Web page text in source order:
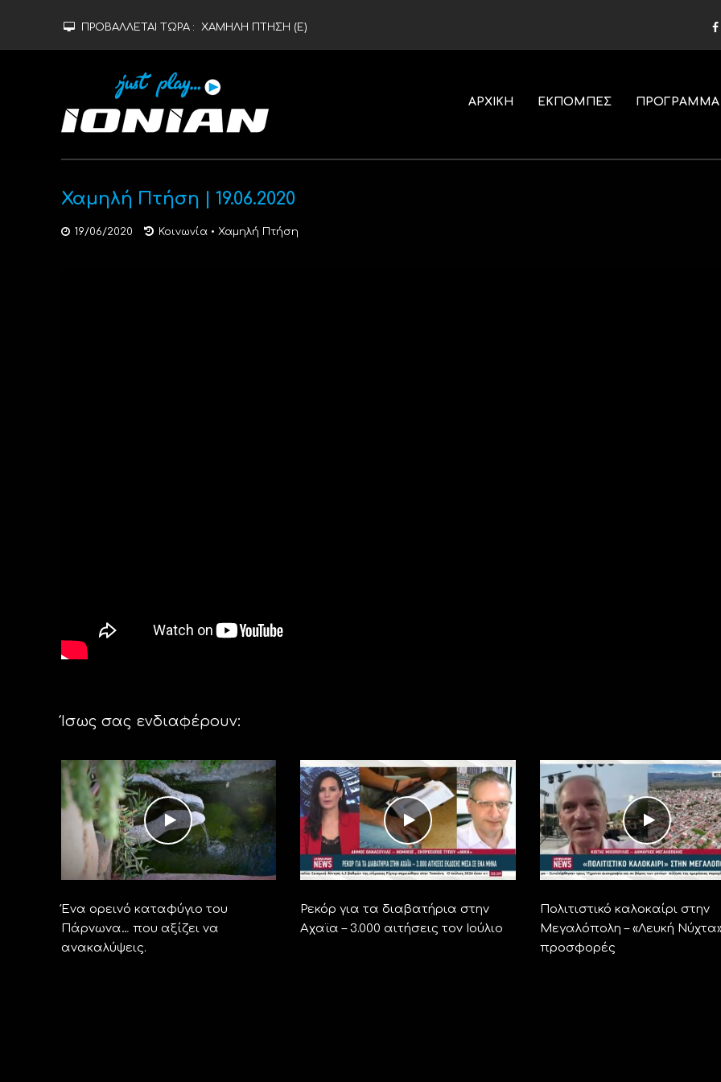
ΠΡΟΒΑΛΛΕΤΑΙ ΤΩΡΑ : ΧΑΜΗΛΗ ΠΤΗΣΗ (Ε)
ΑΡΧΙΚΗ ΕΚΠΟΜΠΕΣ ΠΡΟΓΡΑΜΜΑ
Χαμηλή Πτήση | 19.06.2020
19/06/2020 Κοινωνία • Χαμηλή Πτήση
Ίσως σας ενδιαφέρουν:
Ένα ορεινό καταφύγιο του
Πάρνωνα… που αξίζει να
ανακαλύψεις.
Ρεκόρ για τα διαβατήρια στην
Αχαϊα – 3.000 αιτήσεις τον Ιούλιο
Πολιτιστικό καλοκαίρι στην
Μεγαλόπολη – «Λευκή
προσφορές